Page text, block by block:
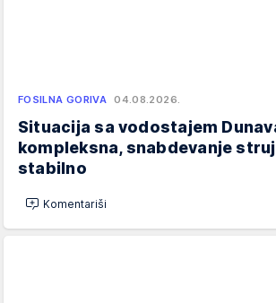
FOSILNA GORIVA 04.08.2026.
Situacija sa vodostajem
kompleksna, snabdevanje
stabilno
Komentariši